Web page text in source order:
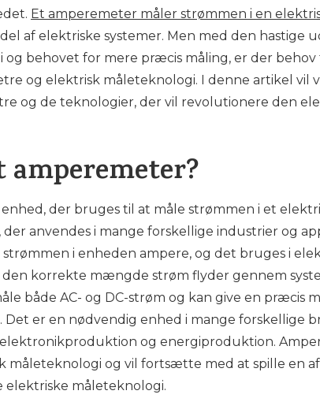
Et amperemeter måler strømmen i en
af elektriske systemer. Men med den hastige
og behovet for mere præcis måling, er der behov
og elektrisk måleteknologi. I denne artikel vil
og de teknologier, der vil revolutionere den
amperemeter?
der bruges til at måle strømmen i et
anvendes i mange forskellige industrier og
i enheden ampere, og det bruges i
den korrekte mængde strøm flyder gennem
både AC- og DC-strøm og kan give en præcis
er en nødvendig enhed i mange forskellige
og energiproduktion.
måleteknologi og vil fortsætte med at spille en
elektriske måleteknologi.